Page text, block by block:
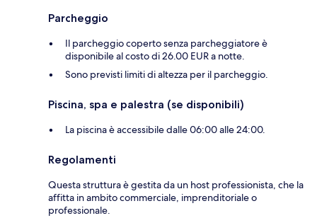
Parcheggio
Il parcheggio coperto senza parcheggiatore è
disponibile al costo di 26.00 EUR a notte.
Sono previsti limiti di altezza per il parcheggio.
Piscina, spa e palestra (se disponibili)
La piscina è accessibile dalle 06:00 alle 24:00.
Regolamenti
Questa struttura è gestita da un host professionista, che la
affitta in ambito commerciale, imprenditoriale o
professionale.